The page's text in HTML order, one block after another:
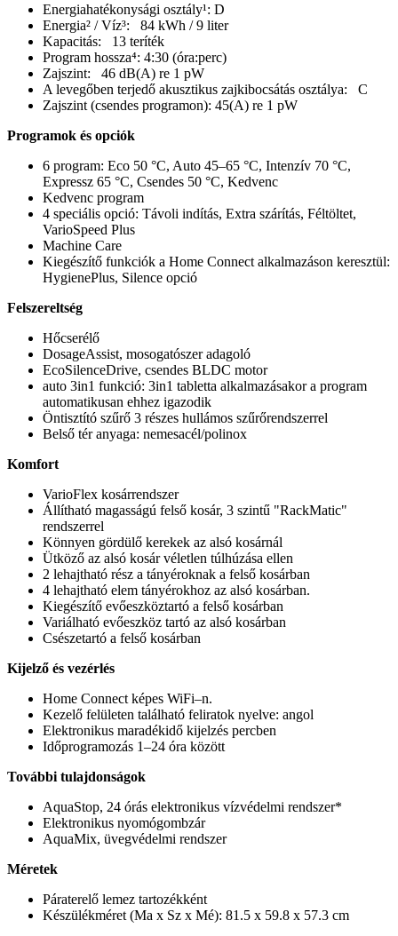
Energiahatékonysági osztály¹: D
Energia² / Víz³: 84 kWh / 9 liter
Kapacitás: 13 teríték
Program hossza⁴: 4:30 (óra:perc)
Zajszint: 46 dB(A) re 1 pW
A levegőben terjedő akusztikus zajkibocsátás osztálya: C
Zajszint (csendes programon): 45(A) re 1 pW
Programok és opciók
6 program: Eco 50 °C, Auto 45–65 °C, Intenzív 70 °C,
Expressz 65 °C, Csendes 50 °C, Kedvenc
Kedvenc program
4 speciális opció: Távoli indítás, Extra szárítás, Féltöltet,
VarioSpeed Plus
Machine Care
Kiegészítő funkciók a Home Connect alkalmazáson keresztül:
HygienePlus, Silence opció
Felszereltség
Hőcserélő
DosageAssist, mosogatószer adagoló
EcoSilenceDrive, csendes BLDC motor
auto 3in1 funkció: 3in1 tabletta alkalmazásakor a program
automatikusan ehhez igazodik
Öntisztító szűrő 3 részes hullámos szűrőrendszerrel
Belső tér anyaga: nemesacél/polinox
Komfort
VarioFlex kosárrendszer
Állítható magasságú felső kosár, 3 szintű "RackMatic"
rendszerrel
Könnyen gördülő kerekek az alsó kosárnál
Ütköző az alsó kosár véletlen túlhúzása ellen
2 lehajtható rész a tányéroknak a felső kosárban
4 lehajtható elem tányérokhoz az alsó kosárban.
Kiegészítő evőeszköztartó a felső kosárban
Variálható evőeszköz tartó az alsó kosárban
Csészetartó a felső kosárban
Kijelző és vezérlés
Home Connect képes WiFi–n.
Kezelő felületen található feliratok nyelve: angol
Elektronikus maradékidő kijelzés percben
Időprogramozás 1–24 óra között
További tulajdonságok
AquaStop, 24 órás elektronikus vízvédelmi rendszer*
Elektronikus nyomógombzár
AquaMix, üvegvédelmi rendszer
Méretek
Páraterelő lemez tartozékként
Készülékméret (Ma x Sz x Mé): 81.5 x 59.8 x 57.3 cm